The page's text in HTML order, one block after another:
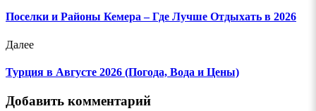
Поселки и Районы Кемера – Где Лучше Отдыхать в 2026
Далее
Турция в Августе 2026 (Погода, Вода и Цены)
Добавить комментарий